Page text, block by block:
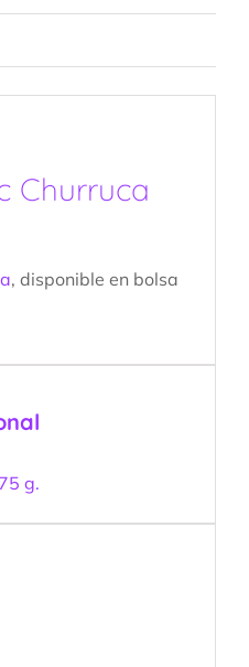
Churruca
, disponible en bolsa
g.